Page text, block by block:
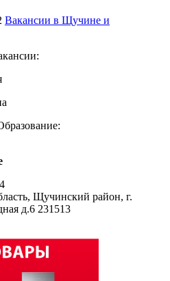
Вакансии в Щучине и
Щучинский район, г.
д.6 231513